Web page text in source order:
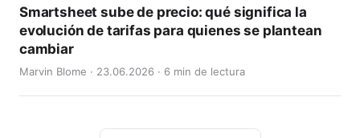
Smartsheet sube de precio: qué significa la
evolución de tarifas para quienes se plantean
cambiar
Marvin Blome · 23.06.2026 · 6 min de lectura